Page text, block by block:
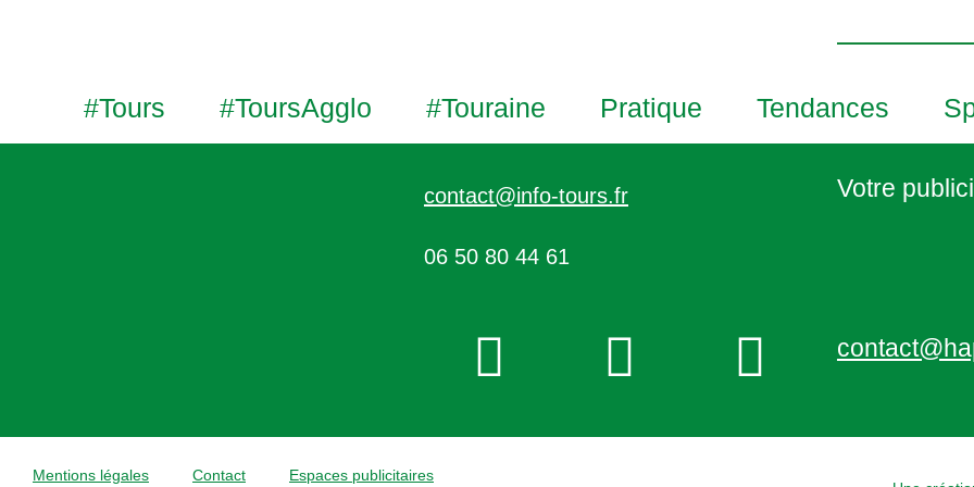
V
e
#Tours #ToursAgglo #Touraine Pratique Tendances
contact@info-tours.fr
06 50 80 44 61
Votre
Mentions légales Contact Espaces publicitaires